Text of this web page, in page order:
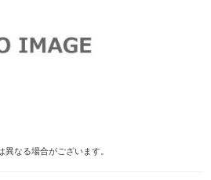
ードで検索する
なる場合がございます。